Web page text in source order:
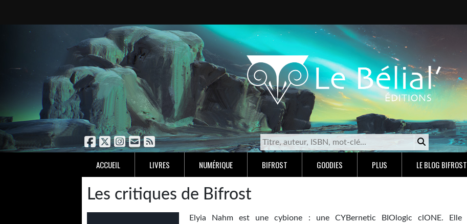
ACCUEIL LIVRES NUMÉRIQUE BIFROST GOODIES PLUS LE BLOG BIFROST
Les critiques de Bifrost
Elyia Nahm est une cybione : une CYBernetic BIOlogic clONE. Elle